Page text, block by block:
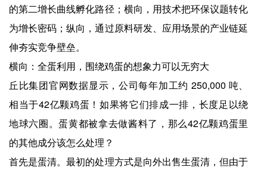
的第二增长曲线孵化路径；横向，用技术把环保议题转化
为增长密码；纵向，通过原料研发、应用场景的产业链延
伸夯实竞争壁垒。
横向：全蛋利用，围绕鸡蛋的想象力可以无穷大
丘比集团官网数据显示，公司每年加工约 250,000 吨、
相当于42亿颗鸡蛋！如果将它们排成一排，长度足以绕
地球六圈。蛋黄都被拿去做酱料了，那么42亿颗鸡蛋里
的其他成分该怎么处理？
首先是蛋清。最初的处理方式是向外出售生蛋清，但由于